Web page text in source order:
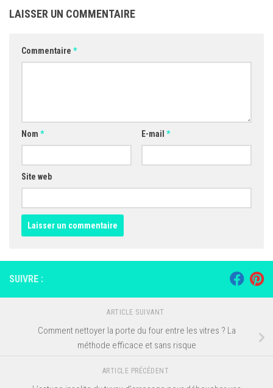
LAISSER UN COMMENTAIRE
Commentaire *
Nom * E-mail *
Site web
SUIVRE :
ARTICLE SUIVANT
Comment nettoyer la porte du four entre les vitres ? La
méthode efficace et sans risque
ARTICLE PRÉCÉDENT